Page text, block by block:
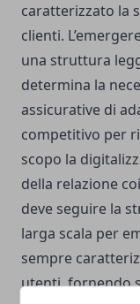
caratterizzato la
clienti.
una struttura
determina la
assicurative di
competitivo per
scopo la
della relazione
deve seguire la
larga scala per
sempre
utenti, fornendo